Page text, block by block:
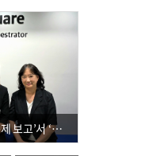
셀타스퀘어, 약물감시 ‘규제 보고’서 ‘데이터 의사결정’으로 "PVX 전환 요구 커진다"